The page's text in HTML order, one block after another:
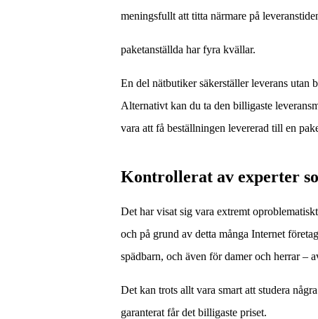
meningsfullt att titta närmare på
paketanställda har fyra kvällar.
En del nätbutiker säkerställer leverans utan
Alternativt kan du ta den billigaste
vara att få beställningen levererad till en
Kontrollerat av experter
Det har visat sig vara extremt
och på grund av detta många Internet
spädbarn, och även för damer och herrar –
Det kan trots allt vara smart att studera
garanterat får det billigaste priset.